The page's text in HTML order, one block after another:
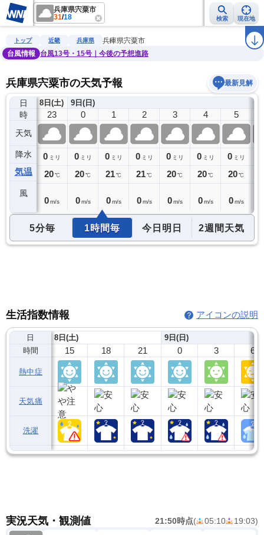
兵庫県宍粟市
31/18 検索 現在地
雨雲レーダー 台風情報 地震情報 ラ
トップ 近畿 兵庫県
兵庫県宍粟市
台風情報
台風13号・15号｜今後の予想進路
兵庫県宍粟市の天気予報 最新見解
日
時
天気
降水
気温
風
8日(土)
22
0ミリ
20℃
23
0 ミリ
20 ℃
0m/s
9日(日)
0
0 ミリ
20℃
0 m/s
1
0 ミリ
21℃
0 m/s
2
0 ミリ
21℃
0 m/s
3
0 ミリ
20℃
0 m/s
4
0 ミリ
20℃
0 m/s
5
0 ミリ
20℃
0 m/s
5分毎 1時間毎 今日明日 2週間天気
生活指数情報 アイコンの説明
日
時間
熱中症
天気痛
洗濯
8日(土)
15 18 21
9日(日)
0 3 6
実況天気・観測値 21:50時点( 05:10 19:03)